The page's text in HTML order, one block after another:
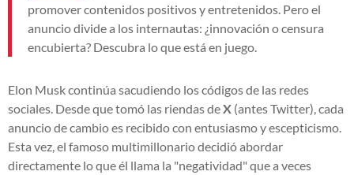
promover contenidos positivos y entretenidos. Pero el
anuncio divide a los internautas: ¿innovación o censura
encubierta? Descubra lo que está en juego.
Elon Musk continúa sacudiendo los códigos de las redes
sociales. Desde que tomó las riendas deX (antes Twitter), cada
anuncio de cambio es recibido con entusiasmo y escepticismo.
Esta vez, el famoso multimillonario decidió abordar
directamente lo que él llama la "negatividad" que a veces